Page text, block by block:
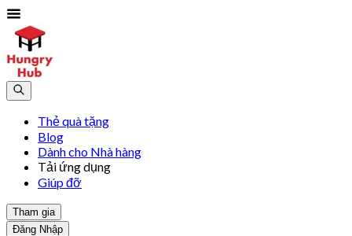
Thẻ quà tặng
Blog
Dành cho Nhà hàng
Tải ứng dụng
Giúp đỡ
Tham gia
Đăng Nhập